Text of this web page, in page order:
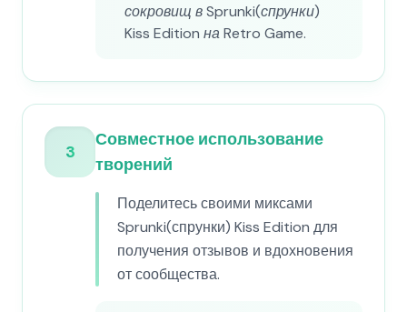
сокровищ в Sprunki(спрунки)
Kiss Edition на Retro Game.
3
Совместное использование
творений
Поделитесь своими миксами
Sprunki(спрунки) Kiss Edition для
получения отзывов и вдохновения
от сообщества.